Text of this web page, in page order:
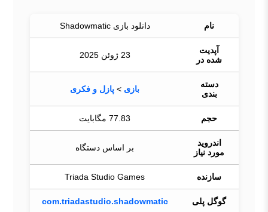
نام دانلود بازی Shadowmatic
آپدیت
شده در
23 ژوئن 2025
دسته
بندی
بازی > پازل و فکری
حجم 77.83 مگابایت
اندروید
مورد نیاز
بر اساس دستگاه
سازنده Triada Studio Games
گوگل پلی com.triadastudio.shadowmatic